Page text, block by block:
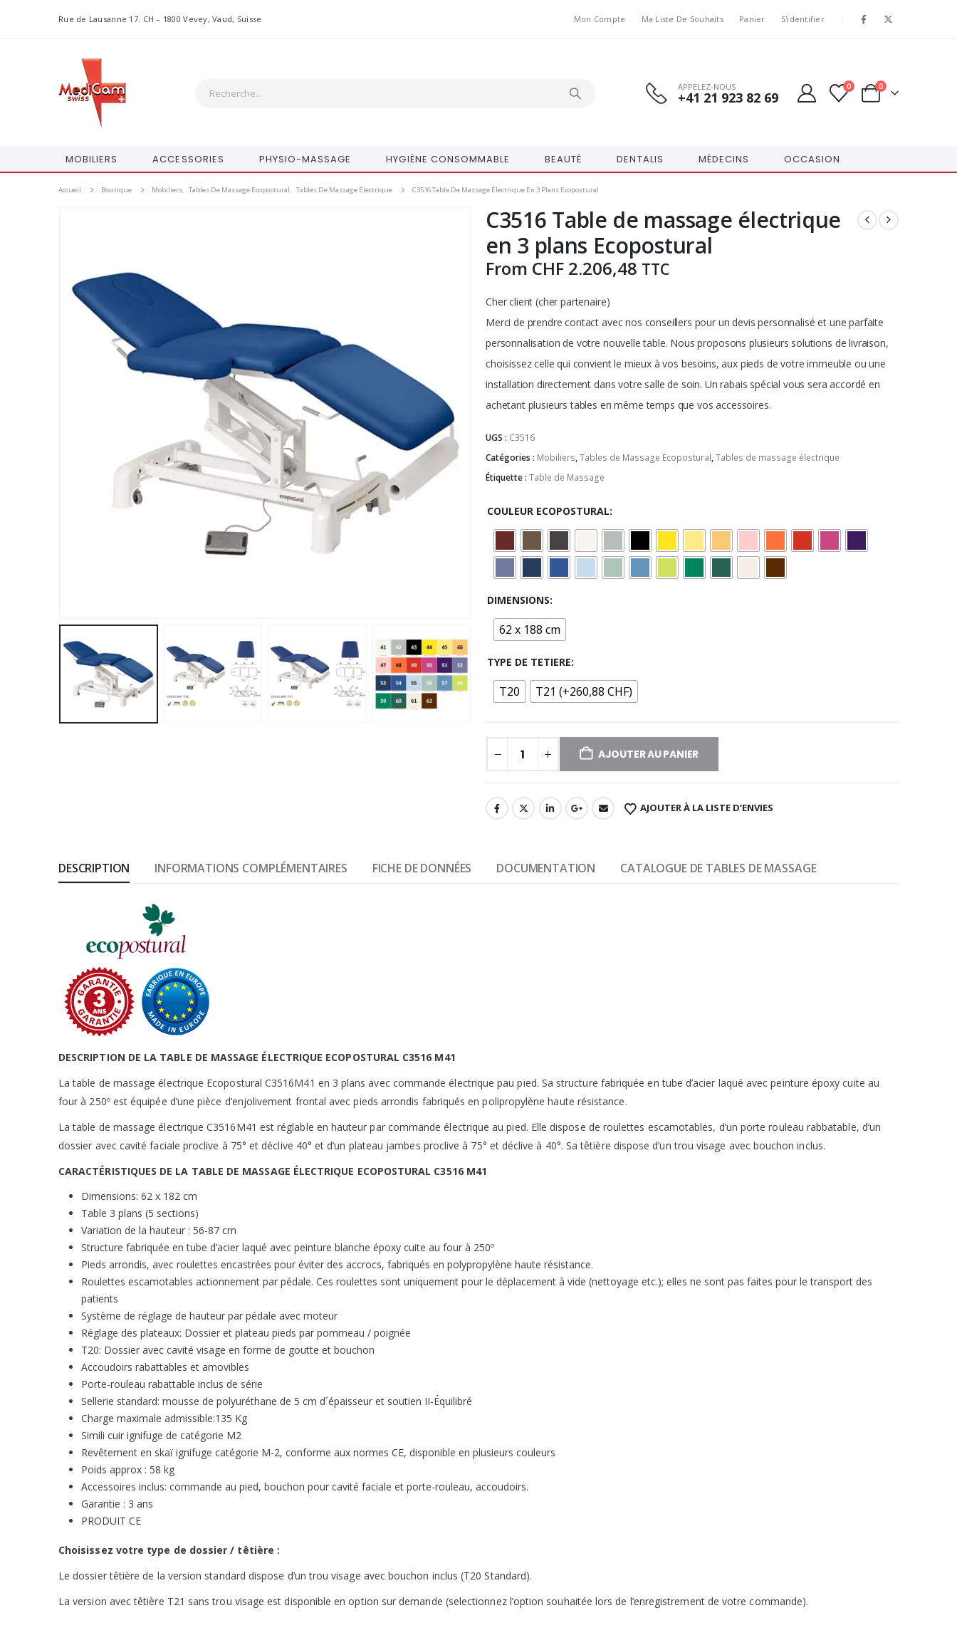
Rue de Lausanne 17. CH – 1800 Vevey, Vaud, Suisse Mon Compte Ma Liste De Souhaits Panier S'identifier
APPELEZ-NOUS
+41 21 923 82 69
0 0
MOBILIERS ACCESSORIES PHYSIO-MASSAGE HYGIÈNE CONSOMMABLE BEAUTÉ DENTALIS MÉDECINS OCCASION
Accueil Boutique Mobiliers, Tables De Massage Ecopostural, Tables De Massage Électrique C3516 Table De Massage Électrique En 3 Plans Ecopostural
C3516 Table de massage électrique
en 3 plans Ecopostural
From CHF 2.206,48 TTC
Cher client (cher partenaire)
Merci de prendre contact avec nos conseillers pour un devis personnalisé et une parfaite
personnalisation de votre nouvelle table. Nous proposons plusieurs solutions de livraison,
choisissez celle qui convient le mieux à vos besoins, aux pieds de votre immeuble ou une
installation directement dans votre salle de soin. Un rabais spécial vous sera accordé en
achetant plusieurs tables en même temps que vos accessoires.
UGS : C3516
Catégories : Mobiliers,Tables de Massage Ecopostural,Tables de massage électrique
Étiquette : Table de Massage
COULEUR ECOPOSTURAL
DIMENSIONS
62 x 188 cm
TYPE DE TETIERE
T20 T21 (+260,88 CHF)
AJOUTER AU PANIER
AJOUTER À LA LISTE D’ENVIES
DESCRIPTION INFORMATIONS COMPLÉMENTAIRES FICHE DE DONNÉES DOCUMENTATION CATALOGUE DE TABLES DE MASSAGE
DESCRIPTION DE LA TABLE DE MASSAGE ÉLECTRIQUE ECOPOSTURAL C3516 M41
La table de massage électrique Ecopostural C3516M41 en 3 plans avec commande électrique pau pied. Sa structure fabriquée en tube d’acier laqué avec peinture époxy cuite au
four à 250º est équipée d’une pièce d’enjolivement frontal avec pieds arrondis fabriqués en polipropylène haute résistance.
La table de massage électrique C3516M41 est réglable en hauteur par commande électrique au pied. Elle dispose de roulettes escamotables, d’un porte rouleau rabbatable, d’un
dossier avec cavité faciale proclive à 75° et déclive 40° et d’un plateau jambes proclive à 75° et déclive à 40°. Sa têtière dispose d’un trou visage avec bouchon inclus.
CARACTÉRISTIQUES DE LA TABLE DE MASSAGE ÉLECTRIQUE ECOPOSTURAL C3516 M41
Dimensions: 62 x 182 cm
Table 3 plans (5 sections)
Variation de la hauteur : 56-87 cm
Structure fabriquée en tube d’acier laqué avec peinture blanche époxy cuite au four à 250º
Pieds arrondis, avec roulettes encastrées pour éviter des accrocs, fabriqués en polypropylène haute résistance.
Roulettes escamotables actionnement par pédale. Ces roulettes sont uniquement pour le déplacement à vide (nettoyage etc.); elles ne sont pas faites pour le transport des
patients
Système de réglage de hauteur par pédale avec moteur
Réglage des plateaux: Dossier et plateau pieds par pommeau / poignée
T20: Dossier avec cavité visage en forme de goutte et bouchon
Accoudoirs rabattables et amovibles
Porte-rouleau rabattable inclus de série
Sellerie standard: mousse de polyuréthane de 5 cm d´épaisseur et soutien II-Équilibré
Charge maximale admissible:135 Kg
Simili cuir ignifuge de catégorie M2
Revêtement en skaï ignifuge catégorie M-2, conforme aux normes CE, disponible en plusieurs couleurs
Poids approx : 58 kg
Accessoires inclus: commande au pied, bouchon pour cavité faciale et porte-rouleau, accoudoirs.
Garantie : 3 ans
PRODUIT CE
Choisissez votre type de dossier / têtière :
Le dossier têtière de la version standard dispose d’un trou visage avec bouchon inclus (T20 Standard).
La version avec têtière T21 sans trou visage est disponible en option sur demande (selectionnez l’option souhaitée lors de l’enregistrement de votre commande).